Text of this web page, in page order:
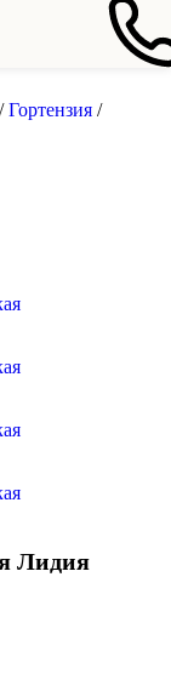
/ Гортензия /
Лидия